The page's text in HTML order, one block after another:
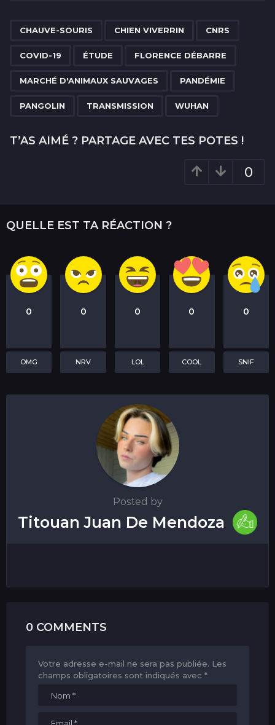
o
CHAUVE-SOURIS CHIEN VIVERRIN CNRS
COVID-19 ÉTUDE FLORENCE DÉBARRE
MARCHÉ D'ANIMAUX SAUVAGES PANDÉMIE
PANGOLIN TRANSMISSION WUHAN
T’AS AIMÉ ? PARTAGE AVEC TES POTES !
0
QUELLE EST TA RÉACTION ?
0
OMG
0
NRV
0
LOL
0
COOL
0
SNIF
Posted by
Titouan Juan De Mendoza
0 COMMENTS
Votre adresse e-mail ne sera pas publiée. Les
champs obligatoires sont indiqués avec *